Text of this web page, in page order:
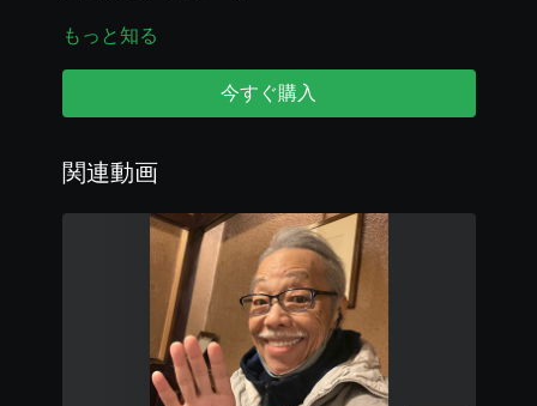
今回のテーマは「体は食べたものでできている」で
今、谷村さんは毎朝欠かさず食べているものがあるん
皆さん、年齢を重ねるにつれて食べ物の好みが変わっ
たりしていませんか？
谷村さんなりの人の味覚の成長それと少し気をつける
ポイントを教えてくれました
ラジテレメッセージの応募はこちら
リンクが動作しない場合、以下をコピーしてご利用く
https://vmmekrzfuz5.typeform.com/to/FN2zaXFY
もっと知る
今すぐ購入
関連動画